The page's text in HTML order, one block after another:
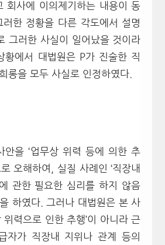
회사에 이의제기하는 내용이 동
러한 정황을 다른 각도에서 설명
그러한 사실이 일어났을 것이라
황에서 대법원은 P가 진술한 직
롱을 모두 사실로 인정하였다.
안을 ‘업무상 위력 등에 의한 추
로 오해하여, 실질 사례인‘직장내
관한 필요한 심리를 하지 않음
하였다. 그러나 대법원은 본 사
위력으로 인한 추행’이 아니라 근
자가 직장내 지위나 관계 등의